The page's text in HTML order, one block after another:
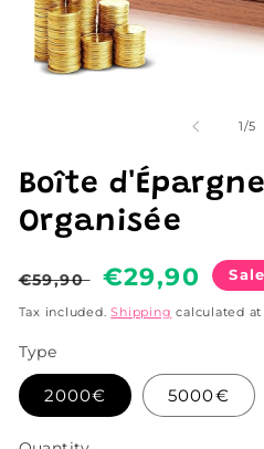
1/of
5
Boîte
Organisée
Regular
price
€59,90
Sale
price
€29,90 Sale
Tax included.Shipping calculated
Type
2000€ 5000€